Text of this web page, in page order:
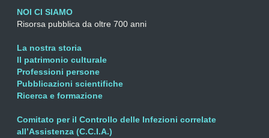
NOI CI SIAMO
Risorsa pubblica da oltre 700 anni
La nostra storia
Il patrimonio culturale
Professioni persone
Pubblicazioni scientifiche
Ricerca e formazione
Comitato per il Controllo delle Infezioni correlate
all’Assistenza (C.C.I.A.)